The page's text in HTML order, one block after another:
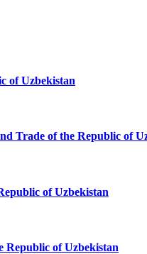
of Uzbekistan
Trade of the Republic of
of Uzbekistan
Republic of Uzbekistan